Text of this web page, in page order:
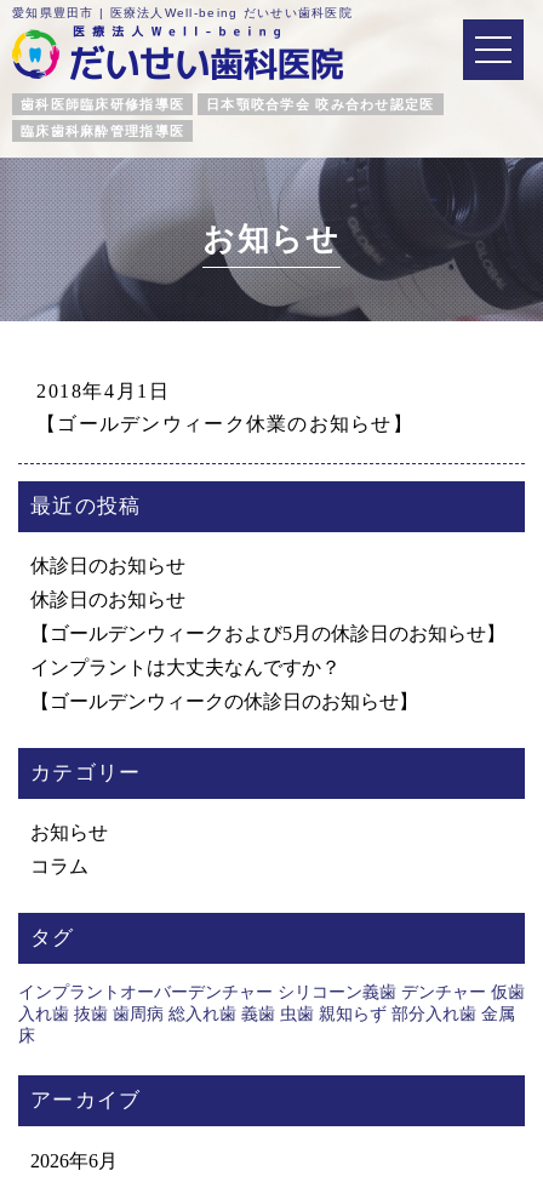
愛知県豊田市 | 医療法人Well-being だいせい歯科医院
歯科医師臨床研修指導医
日本顎咬合学会 咬み合わせ認定医
臨床歯科麻酔管理指導医
お知らせ
2018年4月1日
【ゴールデンウィーク休業のお知らせ】
最近の投稿
休診日のお知らせ
休診日のお知らせ
【ゴールデンウィークおよび5月の休診日のお知らせ】
インプラントは大丈夫なんですか？
【ゴールデンウィークの休診日のお知らせ】
カテゴリー
お知らせ
コラム
タグ
インプラントオーバーデンチャー シリコーン義歯 デンチャー 仮歯
入れ歯 抜歯 歯周病 総入れ歯 義歯 虫歯 親知らず 部分入れ歯 金属
床
アーカイブ
2026年6月